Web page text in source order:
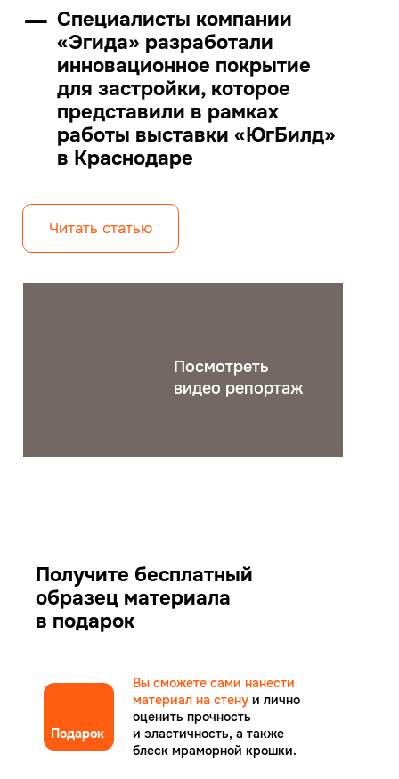
Посмотреть
видео репортаж
Читать статью
— Специалисты компании
«Эгида» разработали
инновационное покрытие
для застройки, которое
представили в рамках
работы выставки «ЮгБилд»
в Краснодаре
Подарок
Вы сможете сами нанести
материал на стену и лично
оценить прочность
и эластичность, а также
блеск мраморной крошки.
Получите бесплатный
образец материала
в подарок